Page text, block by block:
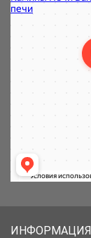
ИНФОРМАЦИЯ